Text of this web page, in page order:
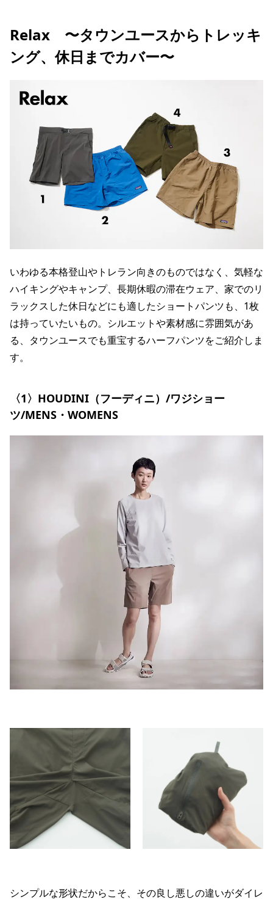
Relax 〜タウンユースからトレッキ
ング、休日までカバー〜
いわゆる本格登山やトレラン向きのものではなく、気軽な
ハイキングやキャンプ、長期休暇の滞在ウェア、家でのリ
ラックスした休日などにも適したショートパンツも、1枚
は持っていたいもの。シルエットや素材感に雰囲気があ
る、タウンユースでも重宝するハーフパンツをご紹介しま
す。
〈1〉HOUDINI（フーディニ）/ワジショー
ツ/MENS・WOMENS
シンプルな形状だからこそ、その良し悪しの違いがダイレ